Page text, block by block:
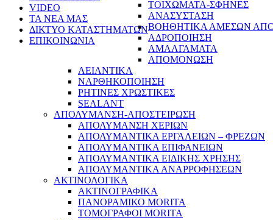
VIDEO
ΤΑ ΝΕΑ ΜΑΣ
ΔΙΚΤΥΟ ΚΑΤΑΣΤΗΜΑΤΩΝ
ΕΠΙΚΟΙΝΩΝΙΑ
ΤΟΙΧΩΜΑΤΑ-ΣΦΗΝΕΣ
ΑΝΑΣΥΣΤΑΣΗ
ΒΟΗΘΗΤΙΚΑ ΑΜΕΣΩΝ
ΑΔΡΟΠΟΙΗΣΗ
ΑΜΑΛΓΑΜΑΤΑ
ΑΠΟΜΟΝΩΣΗ
ΛΕΙΑΝΤΙΚΑ
ΝΑΡΘΗΚΟΠΟΙΗΣΗ
ΡΗΤΙΝΕΣ ΧΡΩΣΤΙΚΕΣ
SEALANT
ΑΠΟΛΥΜΑΝΣΗ-ΑΠΟΣΤΕΙΡΩΣΗ
ΑΠΟΛΥΜΑΝΣΗ ΧΕΡΙΩΝ
ΑΠΟΛΥΜΑΝΤΙΚΑ ΕΡΓΑΛΕΙΩΝ – ΦΡΕΖΩΝ
ΑΠΟΛΥΜΑΝΤΙΚΑ ΕΠΙΦΑΝΕΙΩΝ
ΑΠΟΛΥΜΑΝΤΙΚΑ ΕΙΔΙΚΗΣ ΧΡΗΣΗΣ
ΑΠΟΛΥΜΑΝΤΙΚΑ ΑΝΑΡΡΟΦΗΣΕΩΝ
ΑΚΤΙΝΟΛΟΓΙΚΑ
ΑΚΤΙΝΟΓΡΑΦΙΚΑ
ΠΑΝΟΡΑΜΙΚΟ MORITA
ΤΟΜΟΓΡΑΦΟΙ MORITA